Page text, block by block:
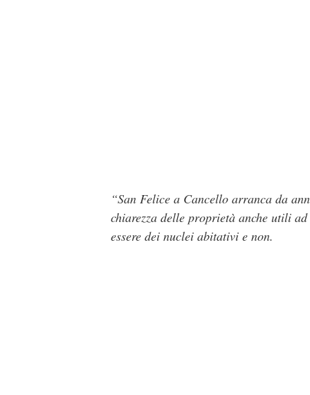
“San Felice a Cancello arranca da
chiarezza delle proprietà anche utili
essere dei nuclei abitativi e non.